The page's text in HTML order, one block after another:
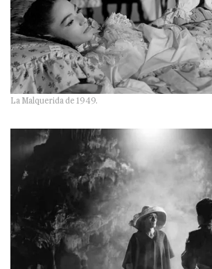
La Malquerida de 1949.